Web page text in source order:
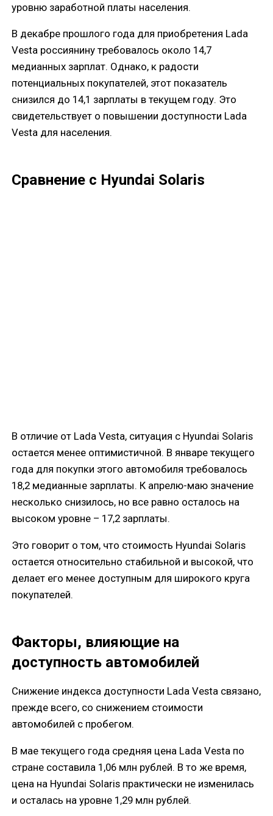
уровню заработной платы населения.
В декабре прошлого года для приобретения Lada
Vesta россиянину требовалось около 14,7
медианных зарплат. Однако, к радости
потенциальных покупателей, этот показатель
снизился до 14,1 зарплаты в текущем году. Это
свидетельствует о повышении доступности Lada
Vesta для населения.
Сравнение с Hyundai Solaris
В отличие от Lada Vesta, ситуация с Hyundai Solaris
остается менее оптимистичной. В январе текущего
года для покупки этого автомобиля требовалось
18,2 медианные зарплаты. К апрелю-маю значение
несколько снизилось, но все равно осталось на
высоком уровне – 17,2 зарплаты.
Это говорит о том, что стоимость Hyundai Solaris
остается относительно стабильной и высокой, что
делает его менее доступным для широкого круга
покупателей.
Факторы, влияющие на
доступность автомобилей
Снижение индекса доступности Lada Vesta связано,
прежде всего, со снижением стоимости
автомобилей с пробегом.
В мае текущего года средняя цена Lada Vesta по
стране составила 1,06 млн рублей. В то же время,
цена на Hyundai Solaris практически не изменилась
и осталась на уровне 1,29 млн рублей.